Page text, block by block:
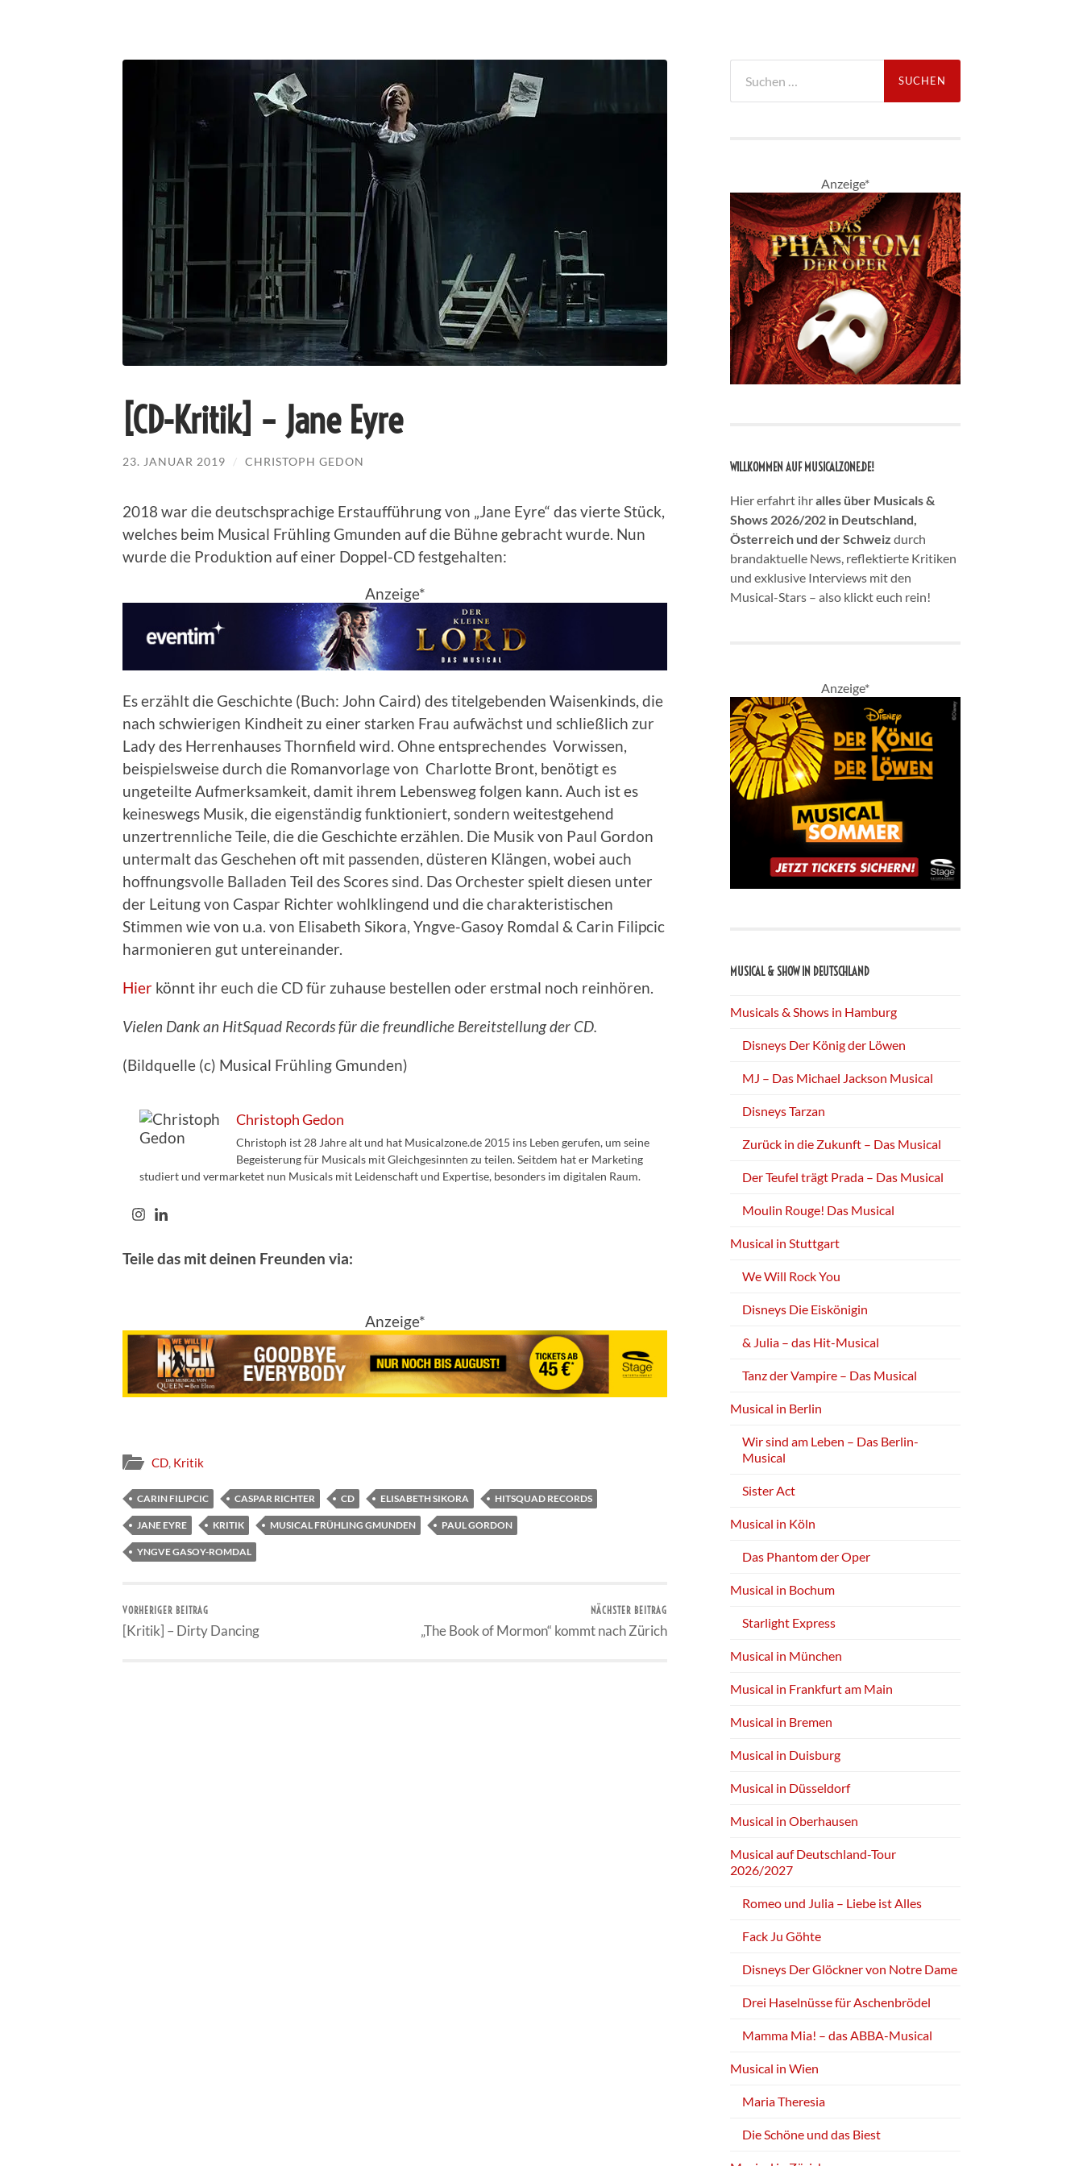
[CD-Kritik] – Jane Eyre
23. JANUAR 2019 / CHRISTOPH GEDON
2018 war die deutschsprachige Erstaufführung von „Jane Eyre“ das vierte Stück,
welches beim Musical Frühling Gmunden auf die Bühne gebracht wurde. Nun
wurde die Produktion auf einer Doppel-CD festgehalten:
Anzeige*
Es erzählt die Geschichte (Buch: John Caird) des titelgebenden Waisenkinds, die
nach schwierigen Kindheit zu einer starken Frau aufwächst und schließlich zur
Lady des Herrenhauses Thornfield wird. Ohne entsprechendes Vorwissen,
beispielsweise durch die Romanvorlage von Charlotte Bront, benötigt es
ungeteilte Aufmerksamkeit, damit ihrem Lebensweg folgen kann. Auch ist es
keineswegs Musik, die eigenständig funktioniert, sondern weitestgehend
unzertrennliche Teile, die die Geschichte erzählen. Die Musik von Paul Gordon
untermalt das Geschehen oft mit passenden, düsteren Klängen, wobei auch
hoffnungsvolle Balladen Teil des Scores sind. Das Orchester spielt diesen unter
der Leitung von Caspar Richter wohlklingend und die charakteristischen
Stimmen wie von u.a. von Elisabeth Sikora, Yngve-Gasoy Romdal & Carin Filipcic
harmonieren gut untereinander.
Hier könnt ihr euch die CD für zuhause bestellen oder erstmal noch reinhören.
Vielen Dank an HitSquad Records für die freundliche Bereitstellung der CD.
(Bildquelle (c) Musical Frühling Gmunden)
Christoph Gedon
Christoph ist 28 Jahre alt und hat Musicalzone.de 2015 ins Leben gerufen, um seine
Begeisterung für Musicals mit Gleichgesinnten zu teilen. Seitdem hat er Marketing
studiert und vermarketet nun Musicals mit Leidenschaft und Expertise, besonders im digitalen Raum.
Teile das mit deinen Freunden via:
Anzeige*
CD, Kritik
CARIN FILIPCIC CASPAR RICHTER CD ELISABETH SIKORA HITSQUAD RECORDS
JANE EYRE KRITIK MUSICAL FRÜHLING GMUNDEN PAUL GORDON
YNGVE GASOY-ROMDAL
VORHERIGER BEITRAG
[Kritik] – Dirty Dancing
NÄCHSTER BEITRAG
„The Book of Mormon“ kommt nach Zürich
nach:
Anzeige*
WILLKOMMEN AUF MUSICALZONE.DE!
Hier erfahrt ihralles über Musicals &
Shows 2026/202 in Deutschland,
Österreich und der Schweiz durch
brandaktuelle News, reflektierte Kritiken
und exklusive Interviews mit den
Musical-Stars – also klickt euch rein!
Anzeige*
MUSICAL & SHOW IN DEUTSCHLAND
Musicals & Shows in Hamburg
Disneys Der König der Löwen
MJ – Das Michael Jackson Musical
Disneys Tarzan
Zurück in die Zukunft – Das Musical
Der Teufel trägt Prada – Das Musical
Moulin Rouge! Das Musical
Musical in Stuttgart
We Will Rock You
Disneys Die Eiskönigin
& Julia – das Hit-Musical
Tanz der Vampire – Das Musical
Musical in Berlin
Wir sind am Leben – Das Berlin-
Musical
Sister Act
Musical in Köln
Das Phantom der Oper
Musical in Bochum
Starlight Express
Musical in München
Musical in Frankfurt am Main
Musical in Bremen
Musical in Duisburg
Musical in Düsseldorf
Musical in Oberhausen
Musical auf Deutschland-Tour
2026/2027
Romeo und Julia – Liebe ist Alles
Fack Ju Göhte
Disneys Der Glöckner von Notre Dame
Drei Haselnüsse für Aschenbrödel
Mamma Mia! – das ABBA-Musical
Musical in Wien
Maria Theresia
Die Schöne und das Biest